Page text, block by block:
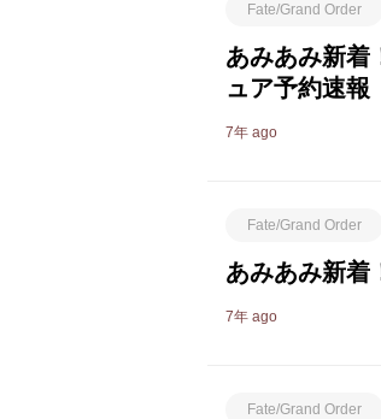
Fate/Grand Order
あみあみ新
ュア予約速報
7年 ago
Fate/Grand Order
あみあみ新着
7年 ago
Fate/Grand Order